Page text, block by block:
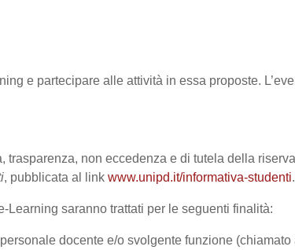
e partecipare alle attività in essa proposte.
non eccedenza e di tutela della
, pubblicata al link www.unipd.it/informativa-studenti.
Learning saranno trattati per le seguenti finalità:
docente e/o svolgente funzione